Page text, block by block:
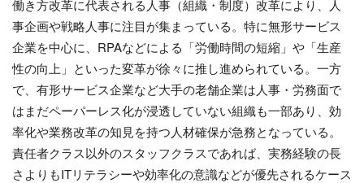
働き方改革に代表される人事（組織・制度）改革により、人
事企画や戦略人事に注目が集まっている。特に無形サービス
企業を中心に、RPAなどによる「労働時間の短縮」や「生産
性の向上」といった変革が徐々に推し進められている。一方
で、有形サービス企業など大手の老舗企業は人事・労務面で
はまだペーパーレス化が浸透していない組織も一部あり、効
率化や業務改革の知見を持つ人材確保が急務となっている。
責任者クラス以外のスタッフクラスであれば、実務経験の長
さよりもITリテラシーや効率化の意識などが優先されるケース